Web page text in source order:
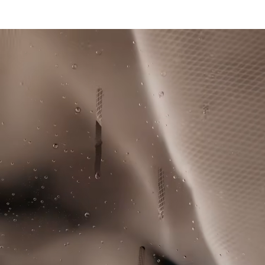
Ultra-Dry-Technologie, leitet Feuchtigkeit ab
Logo-Streifen an den Ärmeln
Exklusives Silikonkrokodil mit Landschaft auf der Brust
NICHT IM TROMMELTROCKNER TROCKNEN
BÜGELN MIT GERINGER TEMPERATUR 110
GRAD CELSIUS
NICHT CHEMISCH REINIGEN
TROCKNEN AUF DER WASCHELEINE
Bewährte Praktiken
Waschen, Trocknen, Bügeln, Falten: Hier finden Sie alle praktischen
Pflegetipps für Ihr Lacoste-Polo nach höchsten professionellen
Entdecken
Herstellungsprozesses zu verfolgen. Transparenz in der
Wertschöpfungskette, Kenntnis der Lieferanten und des
Ökosystems... kein einziger Faden wird ohne die Aufsicht
des Krokodils gewebt.
Erfahren Sie hier mehr